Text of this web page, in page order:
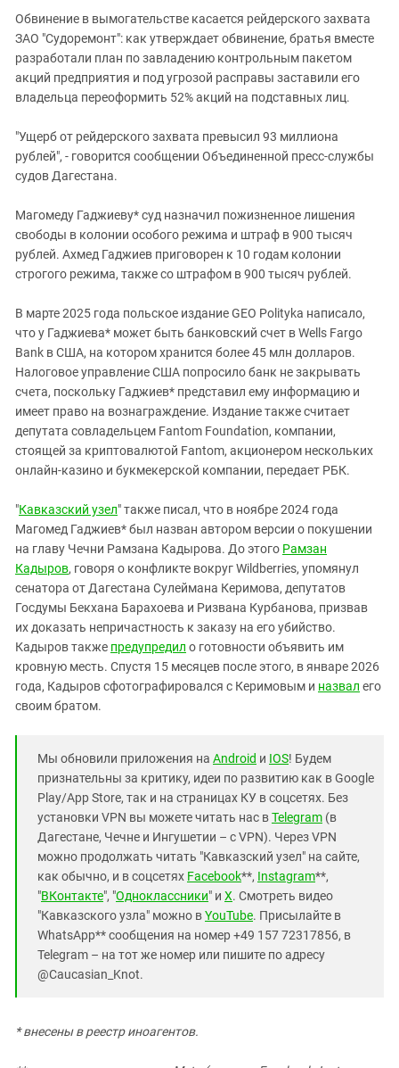
Обвинение в вымогательстве касается рейдерского захвата
ЗАО "Судоремонт": как утверждает обвинение, братья вместе
разработали план по завладению контрольным пакетом
акций предприятия и под угрозой расправы заставили его
владельца переоформить 52% акций на подставных лиц.
"Ущерб от рейдерского захвата превысил 93 миллиона
рублей", - говорится сообщении Объединенной пресс-службы
судов Дагестана.
Магомеду Гаджиеву* суд назначил пожизненное лишения
свободы в колонии особого режима и штраф в 900 тысяч
рублей. Ахмед Гаджиев приговорен к 10 годам колонии
строгого режима, также со штрафом в 900 тысяч рублей.
В марте 2025 года польское издание GEO Polityka написало,
что у Гаджиева* может быть банковский счет в Wells Fargo
Bank в США, на котором хранится более 45 млн долларов.
Налоговое управление США попросило банк не закрывать
счета, поскольку Гаджиев* представил ему информацию и
имеет право на вознаграждение. Издание также считает
депутата совладельцем Fantom Foundation, компании,
стоящей за криптовалютой Fantom, акционером нескольких
онлайн-казино и букмекерской компании, передает РБК.
"Кавказский узел" также писал, что в ноябре 2024 года
Магомед Гаджиев* был назван автором версии о покушении
на главу Чечни Рамзана Кадырова. До этого Рамзан
Кадыров, говоря о конфликте вокруг Wildberries, упомянул
сенатора от Дагестана Сулеймана Керимова, депутатов
Госдумы Бекхана Барахоева и Ризвана Курбанова, призвав
их доказать непричастность к заказу на его убийство.
Кадыров также предупредил о готовности объявить им
кровную месть. Спустя 15 месяцев после этого, в январе 2026
года, Кадыров сфотографировался с Керимовым и назвал его
своим братом.
Мы обновили приложения на Android и IOS! Будем
признательны за критику, идеи по развитию как в Google
Play/App Store, так и на страницах КУ в соцсетях. Без
установки VPN вы можете читать нас вTelegram (в
Дагестане, Чечне и Ингушетии – с VPN). Через VPN
можно продолжать читать "Кавказский узел" на сайте,
как обычно, и в соцсетях Facebook**, Instagram**,
"ВКонтакте", "Одноклассники" и X. Смотреть видео
"Кавказского узла" можно вYouTube. Присылайте в
WhatsApp** сообщения на номер +49 157 72317856, в
Telegram – на тот же номер или пишите по адресу
@Caucasian_Knot.
* внесены в реестр иноагентов.